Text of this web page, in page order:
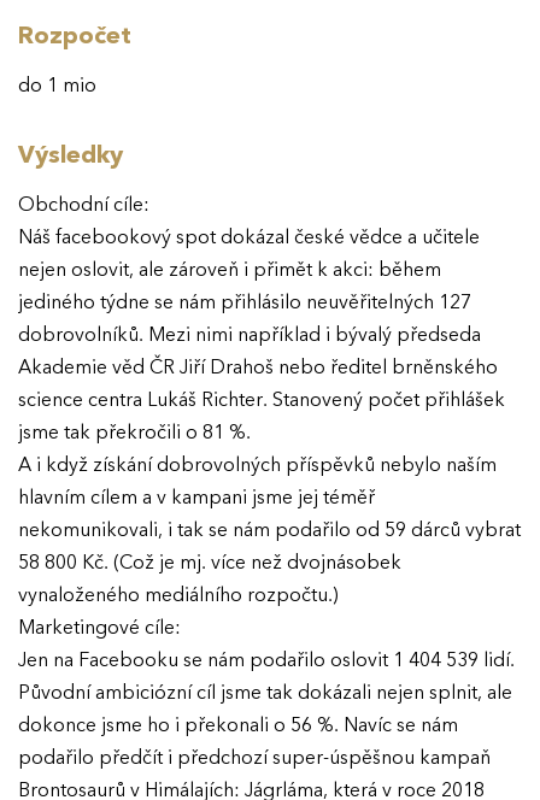
Ročník 2023
Ročník 2022
Ročník 2021
Ročník 2020
Ročník 2019
Ročník 2018
KONTAKTY
Rozpočet
do 1 mio
Výsledky
Obchodní cíle:
Náš facebookový spot dokázal české vědce a učitele
nejen oslovit, ale zároveň i přimět k akci: během
jediného týdne se nám přihlásilo neuvěřitelných 127
dobrovolníků. Mezi nimi například i bývalý předseda
Akademie věd ČR Jiří Drahoš nebo ředitel brněnského
science centra Lukáš Richter. Stanovený počet přihlášek
jsme tak překročili o 81 %.
A i když získání dobrovolných příspěvků nebylo naším
hlavním cílem a v kampani jsme jej téměř
nekomunikovali, i tak se nám podařilo od 59 dárců vybrat
58 800 Kč. (Což je mj. více než dvojnásobek
vynaloženého mediálního rozpočtu.)
Marketingové cíle:
Jen na Facebooku se nám podařilo oslovit 1 404 539 lidí.
Původní ambiciózní cíl jsme tak dokázali nejen splnit, ale
dokonce jsme ho i překonali o 56 %. Navíc se nám
podařilo předčít i předchozí super-úspěšnou kampaň
Brontosaurů v Himálajích: Jágrláma, která v roce 2018